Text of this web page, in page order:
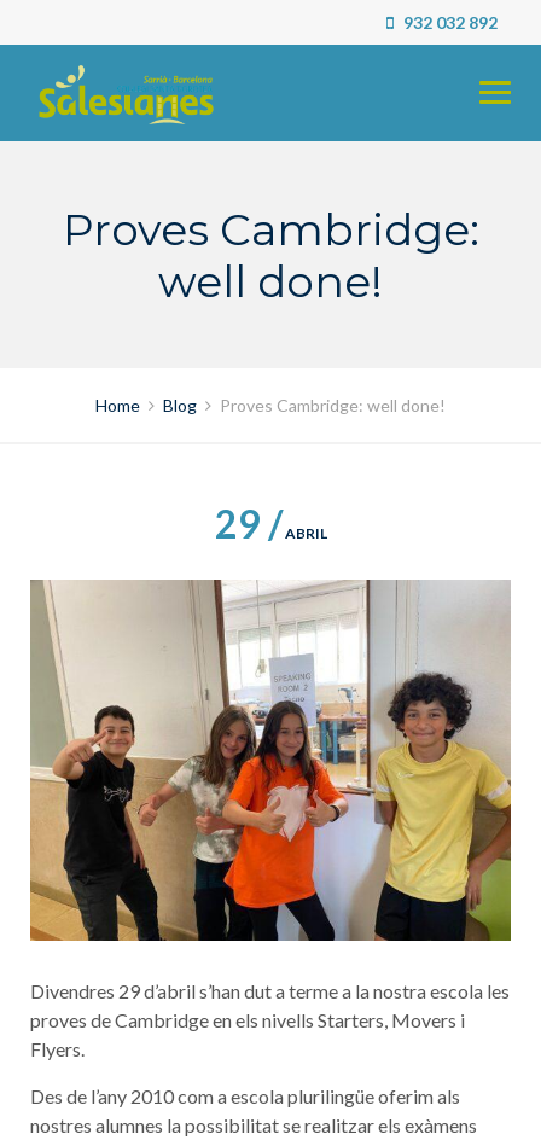
to
932 032 892
Proves Cambridge:
well done!
Home Blog Proves Cambridge: well done!
29 /ABRIL
Divendres 29 d’abril s’han dut a terme a la nostra escola les
proves de Cambridge en els nivells Starters, Movers i
Flyers.
Des de l’any 2010 com a escola plurilingüe oferim als
nostres alumnes la possibilitat se realitzar els exàmens